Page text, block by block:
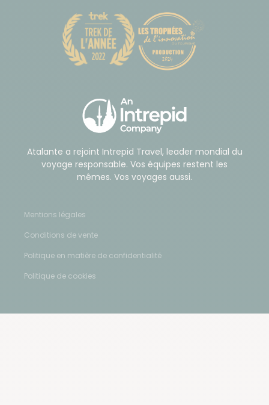
Atalante a rejoint Intrepid Travel, leader mondial du
voyage responsable. Vos équipes restent les
mêmes. Vos voyages aussi.
Mentions légales
Conditions de vente
Politique en matière de confidentialité
Politique de cookies